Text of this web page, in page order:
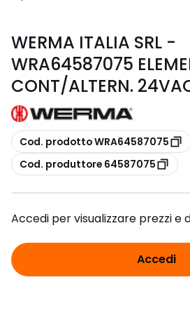
WERMA ITALIA SRL -
WRA64587075
CONT/ALTERN.
copia
Cod. prodotto WRA64587075
copia
Cod. produttore 64587075
Accedi per visualizzare prezzi e
Accedi